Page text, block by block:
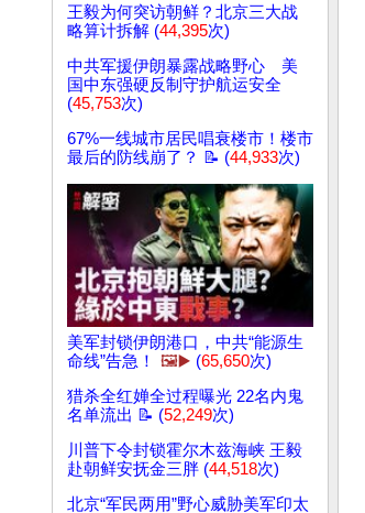
王毅为何突访朝鲜？北京三大战
略算计拆解 (44,395次)
中共军援伊朗暴露战略野心 美
国中东强硬反制守护航运安全
(45,753次)
67%一线城市居民唱衰楼市！楼市
最后的防线崩了？ 📝 (44,933次)
美军封锁伊朗港口，中共“能源生
命线”告急！
🖼️▶️ (65,650次)
猎杀全红婵全过程曝光 22名内鬼
名单流出 📝 (52,249次)
川普下令封锁霍尔木兹海峡 王毅
赴朝鲜安抚金三胖 (44,518次)
北京“军民两用”野心威胁美军印太